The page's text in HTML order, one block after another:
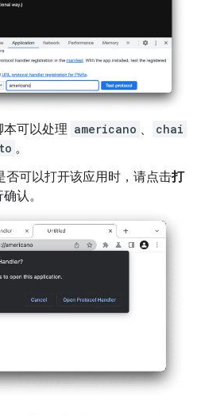
可以处理 americano 、 chai
。
否可以打开该应用时，请点击打
认。